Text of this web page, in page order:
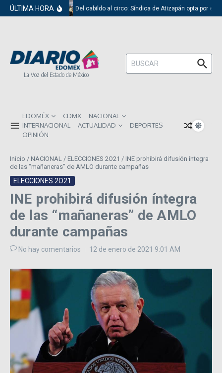
Saltar al contenido
ÚLTIMA HORA Del cabildo al circo: Síndica de Atizapán opta por el
La Voz del Estado de México
Buscar:
EDOMÉX CDMX
NACIONAL
INTERNACIONAL
ACTUALIDAD
DEPORTES
OPINIÓN
Inicio / NACIONAL / ELECCIONES 2O21 / INE prohibirá difusión íntegra
de las “mañaneras” de AMLO durante campañas
ELECCIONES 2O21
INE prohibirá difusión íntegra
de las “mañaneras” de AMLO
durante campañas
No hay comentarios 12 de enero de 2021 9:01 AM